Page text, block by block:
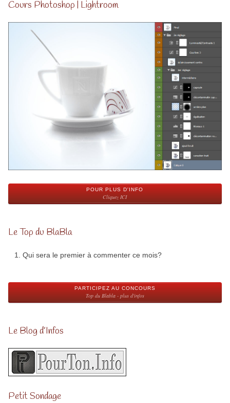
Cours Photoshop | Lightroom
POUR PLUS D'INFO
Cliquez ICI
Le Top du BlaBla
Qui sera le premier à commenter ce mois?
PARTICIPEZ AU CONCOURS
Top du Blabla - plus d'infos
Le Blog d’Infos
Petit Sondage